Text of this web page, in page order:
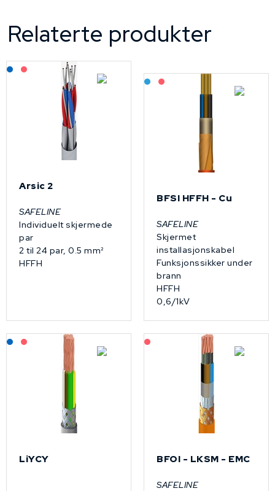
Relaterte produkter
Lagerført: NEK Kabel
På forespørsel
Arsic 2
SAFELINE
Individuelt skjermede
par
2 til 24 par, 0.5 mm²
HFFH
Bestilling: 2-3 uker
BFSI HFFH - Cu
SAFELINE
Skjermet
installasjonskabel
Funksjonssikker under
brann
HFFH
0,6/1kV
Lagerført: NEK Kabel
På forespørsel
LiYCY
På forespørsel
BFOI - LKSM - EMC
SAFELINE